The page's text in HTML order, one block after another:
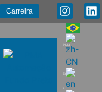
Carreira
PMA
|
Energia
e